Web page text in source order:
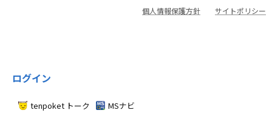
個人情報保護方針 サイトポリシー
ログイン
tenpoket トーク MSナビ